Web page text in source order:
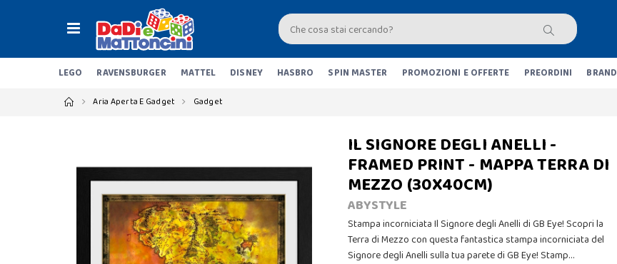
LEGO RAVENSBURGER MATTEL DISNEY HASBRO SPIN MASTER PROMOZIONI E OFFERTE PREORDINI BRAND
Aria Aperta E Gadget Gadget
IL SIGNORE DEGLI ANELLI -
FRAMED PRINT - MAPPA TERRA DI
MEZZO (30X40CM)
ABYSTYLE
Stampa incorniciata Il Signore degli Anelli di GB Eye! Scopri la
Terra di Mezzo con questa fantastica stampa incorniciata del
Signore degli Anelli sulla tua parete di GB Eye! Stamp…